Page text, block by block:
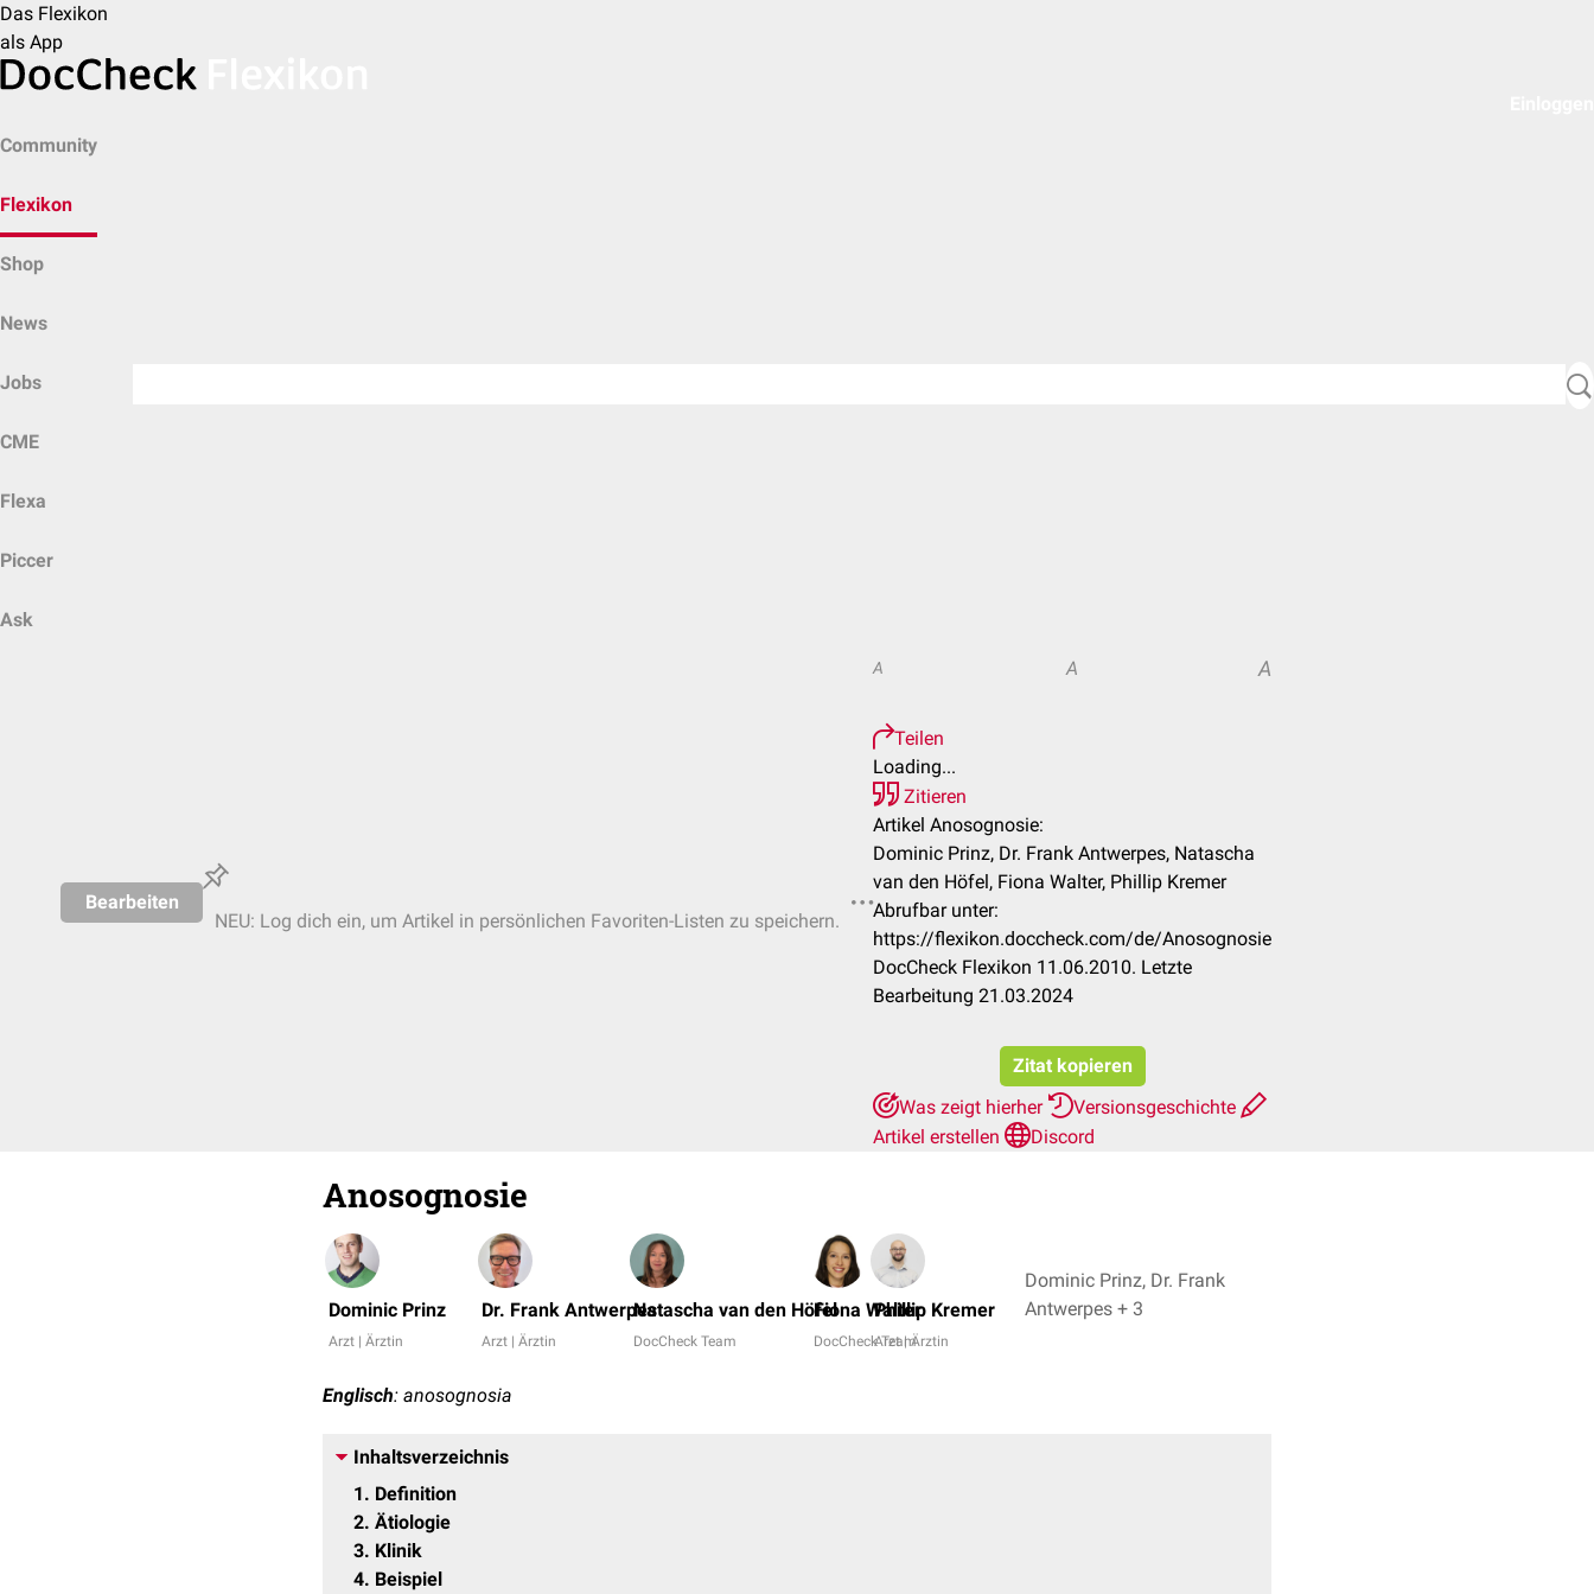
Das Flexikon
als App
Community
Flexikon
Shop
News
Jobs
CME
Flexa
Piccer
Ask
Bearbeiten
NEU: Log dich ein, um Artikel in persönlichen Favoriten-Listen zu speichern.
A A A
Teilen
Loading...
Zitieren
Artikel Anosognosie:
Dominic Prinz, Dr. Frank Antwerpes, Natascha
van den Höfel, Fiona Walter, Phillip Kremer
Abrufbar unter:
https://flexikon.doccheck.com/de/Anosognosie
DocCheck Flexikon 11.06.2010. Letzte
Bearbeitung 21.03.2024
Zitat kopieren
Was zeigt hierher
Versionsgeschichte
Artikel erstellen
Discord
Anosognosie
Dominic Prinz
Arzt | Ärztin
Dr. Frank Antwerpes
Arzt | Ärztin
Natascha van den Höfel
DocCheck Team
Fiona Walter
DocCheck Team
Phillip Kremer
Arzt | Ärztin
Dominic Prinz, Dr. Frank
Antwerpes + 3
Englisch: anosognosia
Inhaltsverzeichnis
1
Definition
2 Ätiologie
3 Klinik
4 Beispiel